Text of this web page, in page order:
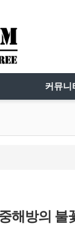
커뮤니
해방의 불